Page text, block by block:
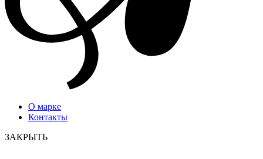
О марке
Контакты
ЗАКРЫТЬ